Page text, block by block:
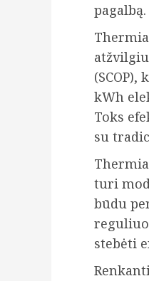
pagalbą.
kWh
Toks
su
turi
būdu
stebėti